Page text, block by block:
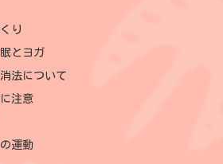
り
とヨガ
法について
注意
運動